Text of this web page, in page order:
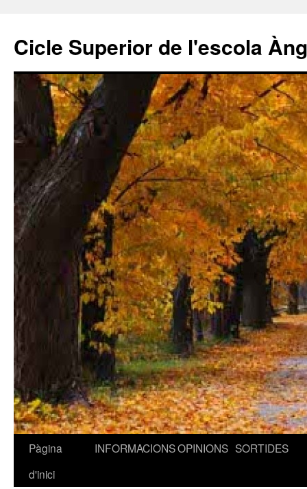
Cicle Superior de l'escola
Vés
Pàgina
d'inici
INFORMACIONSOPINIONS SORTIDES